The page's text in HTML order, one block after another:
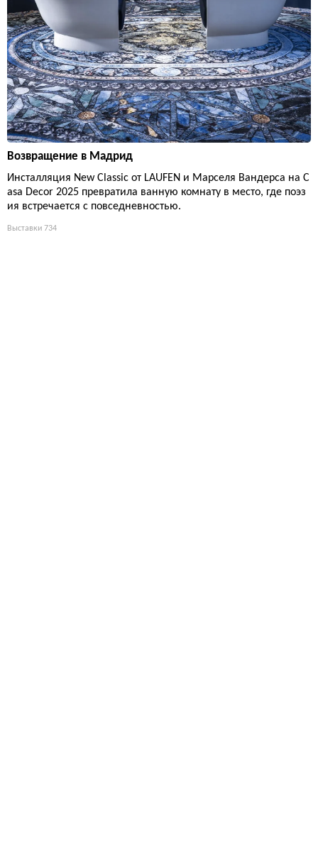
Возвращение в Мадрид
Инсталляция New Classic от LAUFEN и Марселя Вандерса на C
asa Decor 2025 превратила ванную комнату в место, где поэз
ия встречается с повседневностью.
Выставки 734